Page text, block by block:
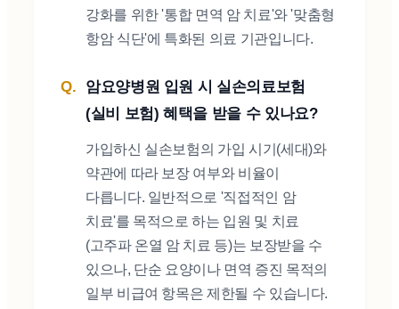
강화를 위한 '통합 면역 암 치료'와 '맞춤형
항암 식단'에 특화된 의료 기관입니다.
암요양병원 입원 시 실손의료보험
(실비 보험) 혜택을 받을 수 있나요?
가입하신 실손보험의 가입 시기(세대)와
약관에 따라 보장 여부와 비율이
다릅니다. 일반적으로 '직접적인 암
치료'를 목적으로 하는 입원 및 치료
(고주파 온열 암 치료 등)는 보장받을 수
있으나, 단순 요양이나 면역 증진 목적의
일부 비급여 항목은 제한될 수 있습니다.